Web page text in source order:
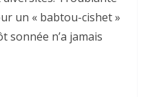
un « babtou-cishet »
sonnée n’a jamais